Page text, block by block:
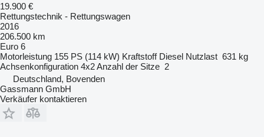
19.900 €
Rettungstechnik - Rettungswagen
2016
206.500 km
Euro 6
Motorleistung 155 PS (114 kW) Kraftstoff Diesel Nutzlast 631 kg
Achsenkonfiguration 4x2Anzahl der Sitze 2
Deutschland, Bovenden
Gassmann GmbH
Verkäufer kontaktieren